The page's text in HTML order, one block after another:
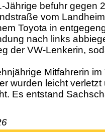
Jährige befuhr gegen
vom
Toyota in
nach links
der VW-Lenkerin,
Mitfahrerin
wurden leicht
Es entstand